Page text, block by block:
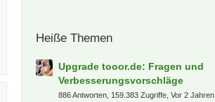
Heiße Themen
Upgrade tooor.de: Fragen und
Verbesserungsvorschläge
886 Antworten, 159.383 Zugriffe, Vor 2 Jahren